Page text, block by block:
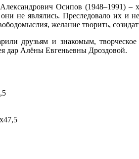
Осипов (1948–1991)
не являлись. Преследовало их
желание творить,
друзьям и знакомым,
дар Алёны Евгеньевны Дроздовой.